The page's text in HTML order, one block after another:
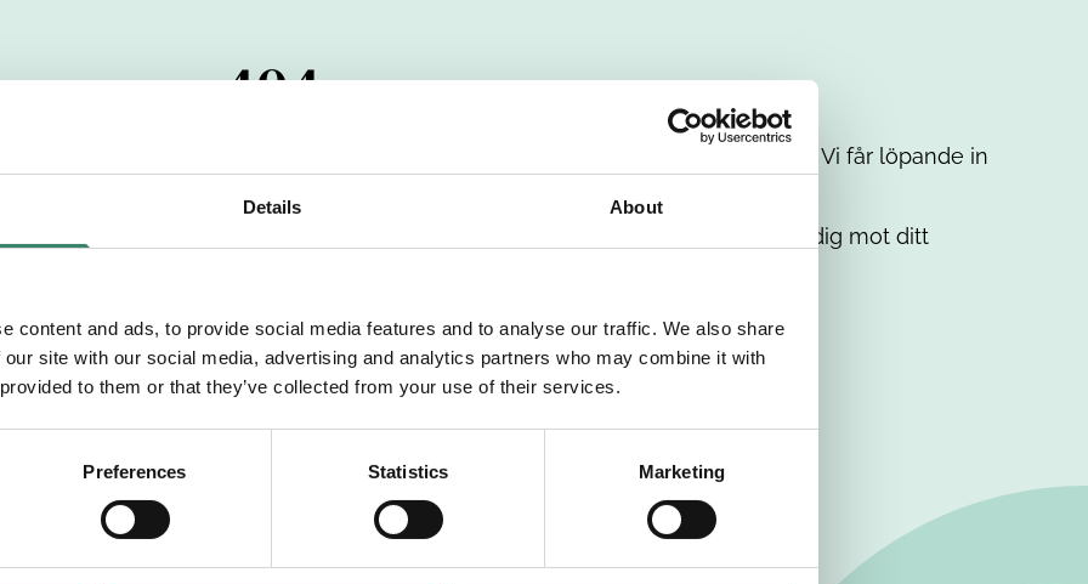
Details About
content and ads, to provide social media features and to analyse our traffic. We also share
site with our social media, advertising and analytics partners who may combine it with
to them or that they’ve collected from your use of their services.
Preferences Statistics Marketing
404
har passerats. Vi uppskattar verkligen ditt intresse. Misströsta inte. Vi får löpande in
dig med mer information om våra aktuella uppdrag. Tillsammans matchar vi dig mot ditt
Tillbaka till Sverek